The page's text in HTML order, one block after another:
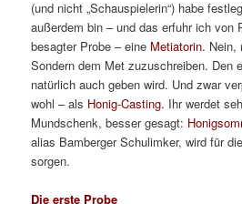
(und nicht „Schauspielerin“) habe
außerdem bin – und das erfuhr ich von
besagter Probe – eine Metiatorin. Nein,
Sondern dem Met zuzuschreiben. Den
natürlich auch geben wird. Und zwar
wohl – als Honig-Casting. Ihr werdet
Mundschenk, besser gesagt:
alias Bamberger Schulimker, wird für
sorgen.
Die erste Probe